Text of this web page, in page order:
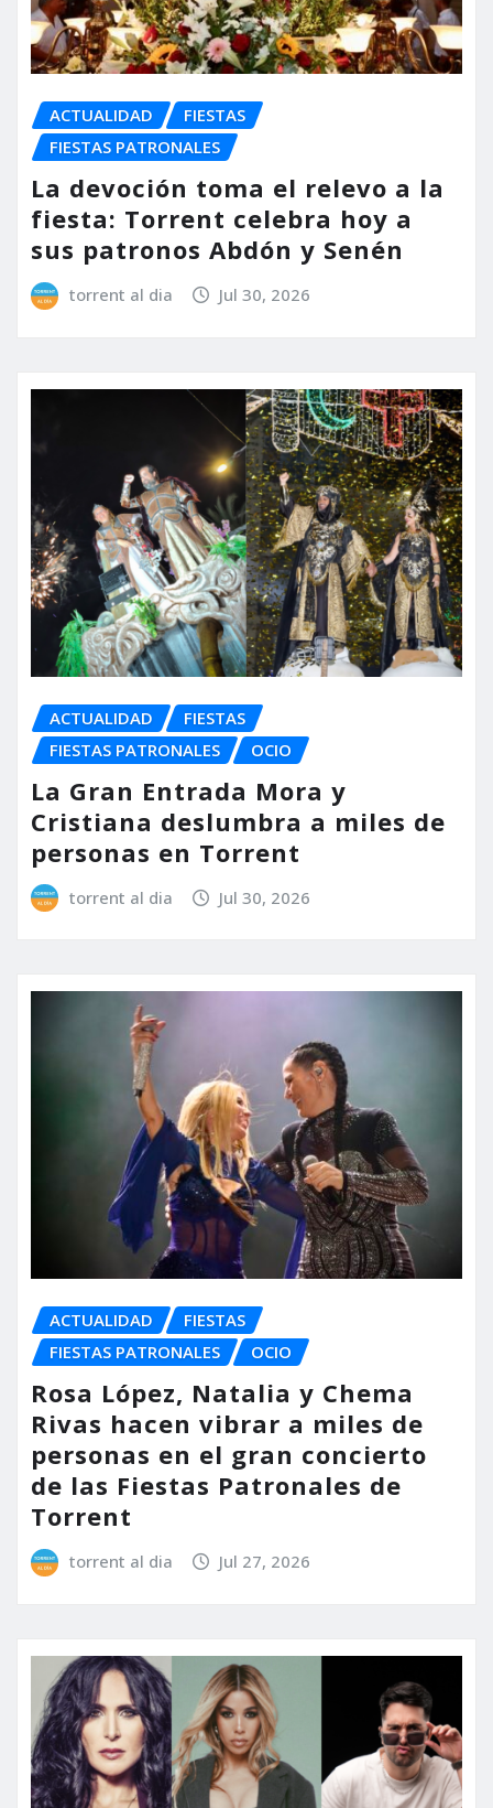
ACTUALIDAD
FIESTAS
FIESTAS PATRONALES
La devoción toma el relevo a la
fiesta: Torrent celebra hoy a
sus patronos Abdón y Senén
torrent al dia Jul 30, 2026
ACTUALIDAD
FIESTAS
FIESTAS PATRONALES
OCIO
La Gran Entrada Mora y
Cristiana deslumbra a miles de
personas en Torrent
torrent al dia Jul 30, 2026
ACTUALIDAD
FIESTAS
FIESTAS PATRONALES
OCIO
Rosa López, Natalia y Chema
Rivas hacen vibrar a miles de
personas en el gran concierto
de las Fiestas Patronales de
Torrent
torrent al dia Jul 27, 2026